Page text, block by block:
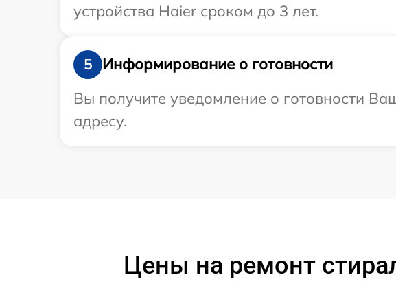
устройства Haier сроком до 3 лет.
5
Информирование о готовности
Вы получите уведомление о готовности
адресу.
Цены на ремонт